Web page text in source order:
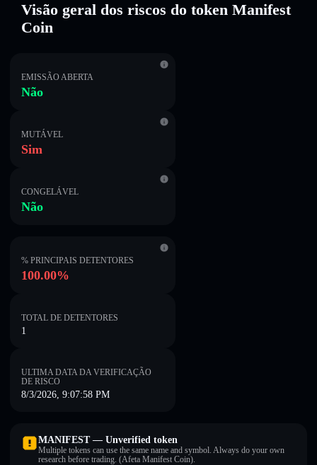
Visão geral dos riscos do token Manifest
Coin
EMISSÃO ABERTA
Não
MUTÁVEL
Sim
CONGELÁVEL
Não
% PRINCIPAIS DETENTORES
100.00%
TOTAL DE DETENTORES
1
ULTIMA DATA DA VERIFICAÇÃO
DE RISCO
8/3/2026, 9:07:58 PM
MANIFEST — Unverified token
Multiple tokens can use the same name and symbol. Always do your own
research before trading. (Afeta Manifest Coin).